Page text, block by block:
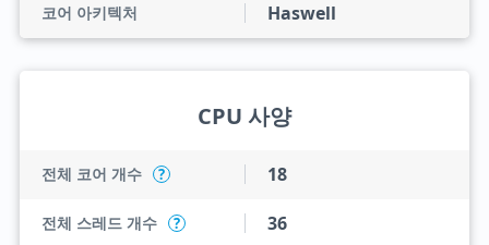
코어 아키텍처 Haswell
CPU 사양
전체 코어 개수 ? 18
전체 스레드 개수 ? 36